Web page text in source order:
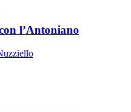
l’Antoniano